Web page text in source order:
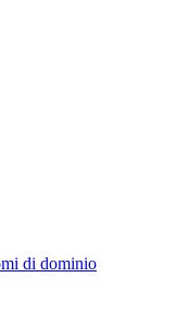
di dominio